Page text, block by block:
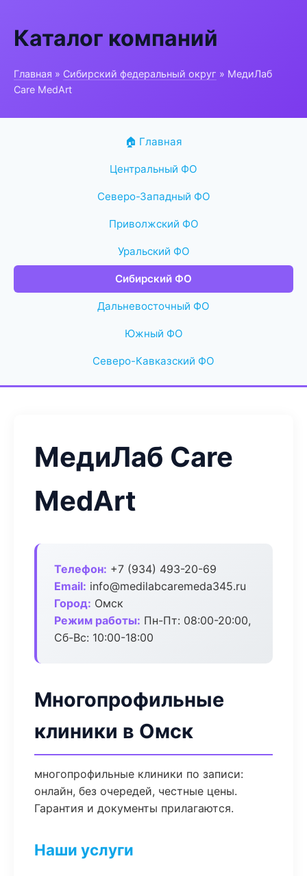
Каталог компаний
Главная » Сибирский федеральный округ » МедиЛаб
Care MedArt
🏠 Главная
Центральный ФО
Северо-Западный ФО
Приволжский ФО
Уральский ФО
Сибирский ФО
Дальневосточный ФО
Южный ФО
Северо-Кавказский ФО
МедиЛаб Care
MedArt
Телефон: +7 (934) 493-20-69
Email: info@medilabcaremeda345.ru
Город: Омск
Режим работы: Пн-Пт: 08:00-20:00,
Сб-Вс: 10:00-18:00
Многопрофильные
клиники в Омск
многопрофильные клиники по записи:
онлайн, без очередей, честные цены.
Гарантия и документы прилагаются.
Наши услуги